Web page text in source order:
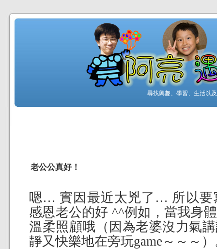
尋找興趣、學習、生活以
老公公真好！
嗯… 實因最近太兇了… 所以要
感恩老公的好 ^^例如，當我身
溫柔照顧哦（因為老婆沒力氣
靜又快樂地在旁玩game～～～